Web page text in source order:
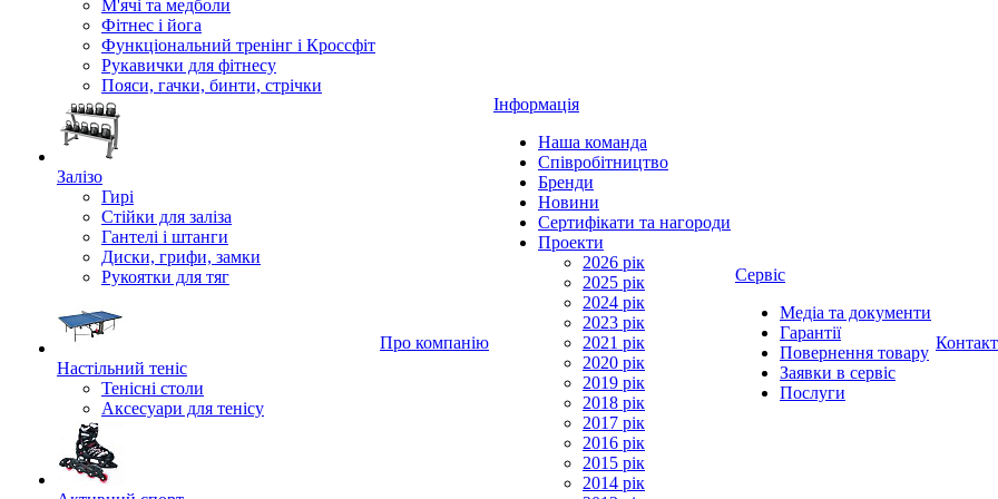
М'ячі та медболи
Фітнес і йога
Функціональний тренінг і Кроссфіт
Рукавички для фітнесу
Пояси, гачки, бинти, стрічки
Залізо
Гирі
Стійки для заліза
Гантелі і штанги
Диски, грифи, замки
Рукоятки для тяг
Настільний теніс
Тенісні столи
Аксесуари для тенісу
Про компанію
Інформація
Наша команда
Співробітництво
Бренди
Новини
Сертифікати та нагороди
Проекти
2026 рік
2025 рік
2024 рік
2023 рік
2021 рік
2020 рік
2019 рік
2018 рік
2017 рік
2016 рік
2015 рік
2014 рік
Сервіс
Медіа та документи
Гарантії
Повернення товару
Заявки в сервіс
Послуги